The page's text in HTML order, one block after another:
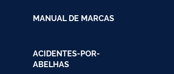
MANUAL DE MARCAS
ACIDENTES-POR-
ABELHAS